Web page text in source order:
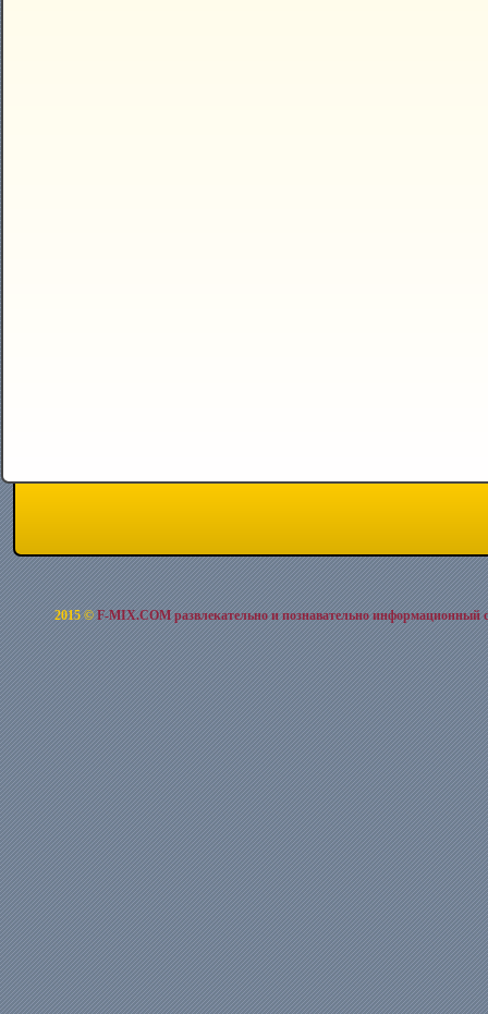
2015 ©F-MIX.COM развлекательно и познавательно информационный